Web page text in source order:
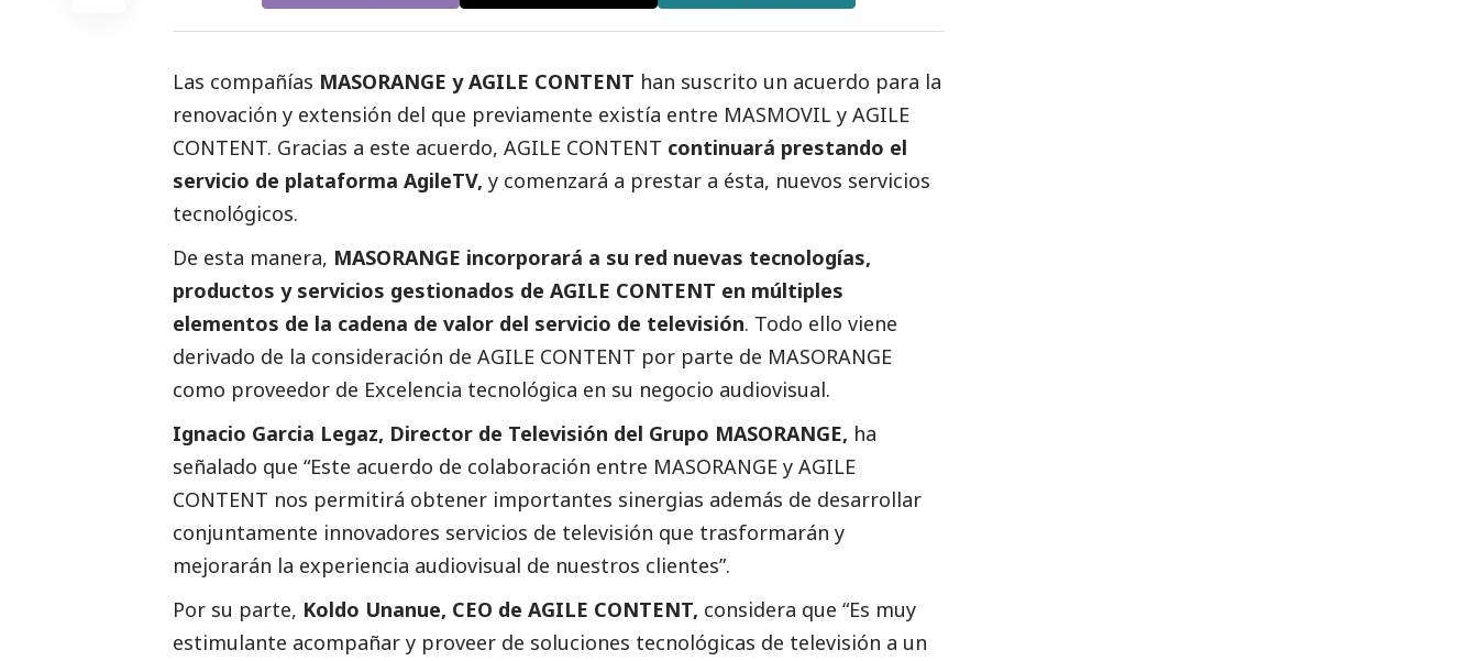
Las compañías MASORANGE y AGILE CONTENT han suscrito un acuerdo para la
renovación y extensión del que previamente existía entre MASMOVIL y AGILE
CONTENT. Gracias a este acuerdo, AGILE CONTENT continuará prestando el
servicio de plataforma AgileTV, y comenzará a prestar a ésta, nuevos servicios
tecnológicos.
De esta manera, MASORANGE incorporará a su red nuevas tecnologías,
productos y servicios gestionados de AGILE CONTENT en múltiples
elementos de la cadena de valor del servicio de televisión. Todo ello viene
derivado de la consideración de AGILE CONTENT por parte de MASORANGE
como proveedor de Excelencia tecnológica en su negocio audiovisual.
Ignacio Garcia Legaz, Director de Televisión del Grupo MASORANGE, ha
señalado que “Este acuerdo de colaboración entre MASORANGE y AGILE
CONTENT nos permitirá obtener importantes sinergias además de desarrollar
conjuntamente innovadores servicios de televisión que trasformarán y
mejorarán la experiencia audiovisual de nuestros clientes”.
Por su parte, Koldo Unanue, CEO de AGILE CONTENT, considera que “Es muy
estimulante acompañar y proveer de soluciones tecnológicas de televisión a un